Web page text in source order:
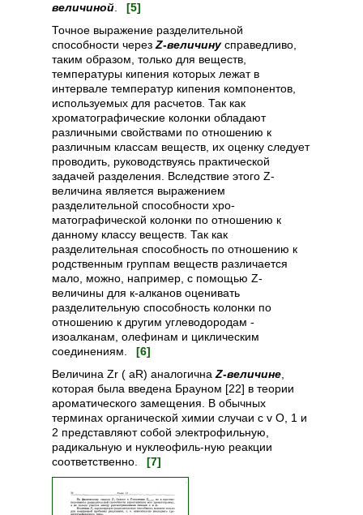
величиной
[5]
Точное выражение разделительной
способности через Z-величинусправедливо,
таким образом, только для веществ,
температуры кипения которых лежат в
интервале температур кипения компонентов,
используемых для расчетов. Так как
хроматографические колонки обладают
различными свойствами по отношению к
различным классам веществ, их оценку следует
проводить, руководствуясь практической
задачей разделения. Вследствие этого Z-
величина является выражением
разделительной способности хро-
матографической колонки по отношению к
данному классу веществ. Так как
разделительная способность по отношению к
родственным группам веществ различается
мало, можно, например, с помощью Z-
величины для к-алканов оценивать
разделительную способность колонки по
отношению к другим углеводородам -
изоалканам, олефинам и циклическим
соединениям. [6]
Величина Zr ( aR) аналогична Z-величине
которая была введена Брауном [22] в теории
ароматического замещения. В обычных
терминах органической химии случаи с v О, 1 и
2 представляют собой электрофильную,
радикальную и нуклеофиль-ную реакции
соответственно. [7]